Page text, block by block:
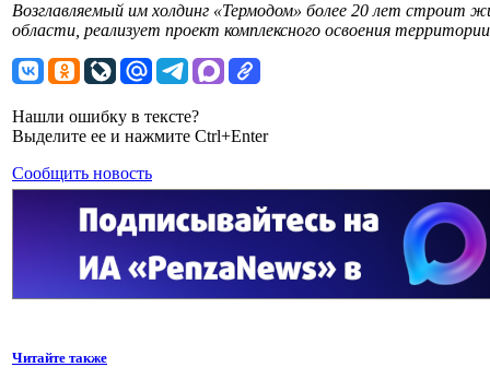
Возглавляемый им холдинг «Термодом» более 20 лет строит
области, реализует проект комплексного освоения
Нашли ошибку в тексте?
Выделите ее и нажмите Ctrl+Enter
Сообщить новость
Читайте также